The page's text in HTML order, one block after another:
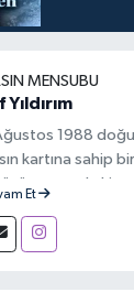
MENSUBU
Yıldırım
1988
kartına sahip
yapmak,
Et